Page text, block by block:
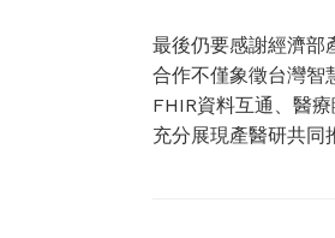
最後仍要感謝經濟部
合作不僅象徵台灣智
FHIR資料互通、醫
充分展現產醫研共同